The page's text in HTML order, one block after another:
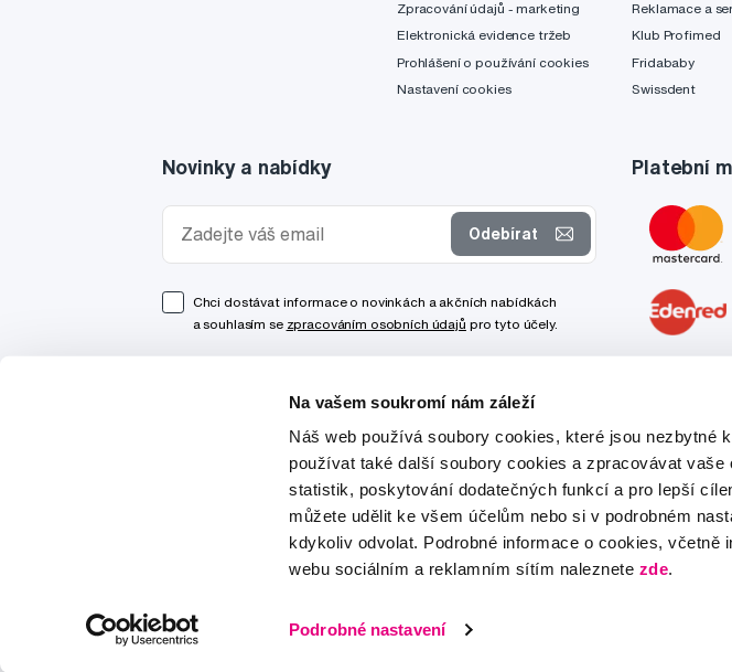
Na vašem soukromí nám záleží
Náš web používá soubory cookies, které jsou nezbytné
používat také další soubory cookies a zpracovávat
statistik, poskytování dodatečných funkcí a pro lepší
můžete udělit ke všem účelům nebo si v podrobném
kdykoliv odvolat. Podrobné informace o cookies,
webu sociálním a reklamním sítím naleznete zde.
Podrobné nastavení
Zpracování údajů - marketing
Elektronická evidence tržeb
Prohlášení o používání cookies
Nastavení cookies
Reklamace a
Klub Profimed
Fridababy
Swissdent
Novinky a nabídky
Odebírat
Chci dostávat informace o novinkách a akčních nabídkách
a souhlasím se zpracováním osobních údajů pro tyto účely.
Platební
Tato stránka je chráněna službou